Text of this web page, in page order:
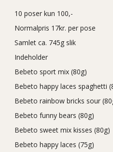
10 poser kun 100,-
Normalpris 17kr. per pose
Samlet ca. 745g slik
Indeholder
Bebeto sport mix (80g)
Bebeto happy laces spaghetti
Bebeto rainbow bricks sour
Bebeto funny bears (80g)
Bebeto sweet mix kisses (80g)
Bebeto happy laces (75g)